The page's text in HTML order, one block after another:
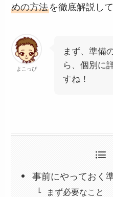
めの方法を徹底解説し
よこっぴ
まず、準備
ら、個別に
すね！
事前にやっておく
まず必要なこと